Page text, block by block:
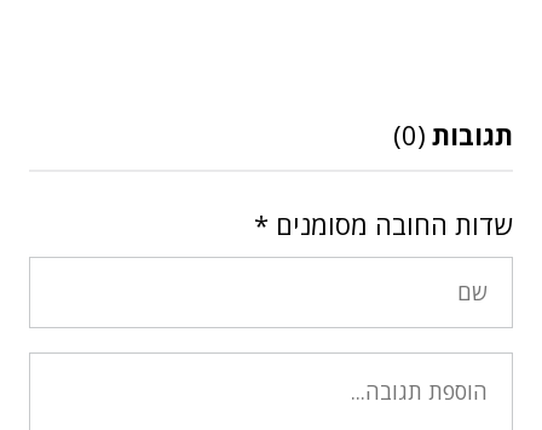
תגובות (0)
שדות החובה מסומנים *